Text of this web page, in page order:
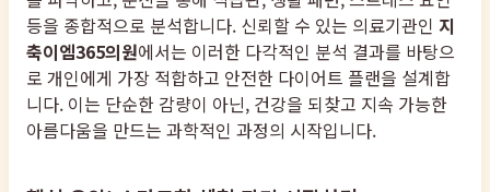
등을 종합적으로 분석합니다. 신뢰할 수 있는 의료기관인 지
축이엠365의원에서는 이러한 다각적인 분석 결과를 바탕으
로 개인에게 가장 적합하고 안전한 다이어트 플랜을 설계합
니다. 이는 단순한 감량이 아닌, 건강을 되찾고 지속 가능한
아름다움을 만드는 과학적인 과정의 시작입니다.